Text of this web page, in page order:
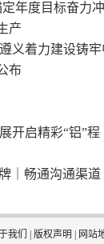
年度目标奋力
产
义着力建设铸牢
布
开启精彩“铝”程
｜畅通沟通渠道
我们 版权声明 网站